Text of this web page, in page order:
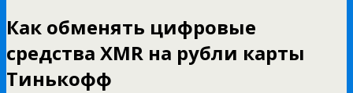
Как обменять цифровые
средства XMR на рубли карты
Тинькофф